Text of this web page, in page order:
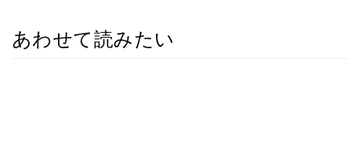
あわせて読みたい